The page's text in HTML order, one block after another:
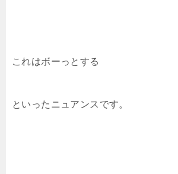
これはボーっとする
といったニュアンスです。